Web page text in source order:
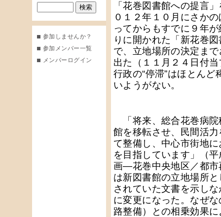
参加しませんか？
参加メンバー一覧
メンバーログイン
「花巻図書館への提言
０１２年１０月にさか
ってからもすでに９年
りに開かれた「新花巻
で、立地場所の決定ま
出た（１１月２４日付
行政の“停滞”はほとん
いようがない。
「将来、総合花巻病院
館を移転させ、民間活
て整備し、中心市街地
を目指しています」（
画―花巻中央地区／都
は新図書館の立地場所
されていた文書を示し
に変更になった。なぜ
路整備）との相乗効果